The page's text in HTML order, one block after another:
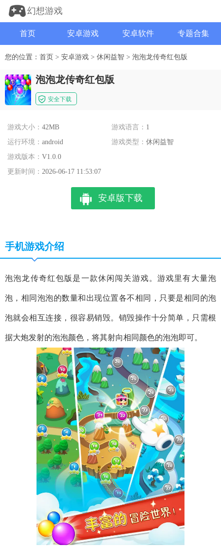
幻想游戏
首页 安卓游戏 安卓软件 专题合集
您的位置： 首页 > 安卓游戏 > 休闲益智 > 泡泡龙传奇红包版
泡泡龙传奇红包版
安全下载
游戏大小： 42MB 游戏语言： 1
运行环境： android 游戏类型：休闲益智
游戏版本： V1.0.0
更新时间： 2026-06-17 11:53:07
安卓版下载
手机游戏介绍
泡泡龙传奇红包版是一款休闲闯关游戏。游戏里有大量泡
泡，相同泡泡的数量和出现位置各不相同，只要是相同的泡
泡就会相互连接，很容易销毁。销毁操作十分简单，只需根
据大炮发射的泡泡颜色，将其射向相同颜色的泡泡即可。